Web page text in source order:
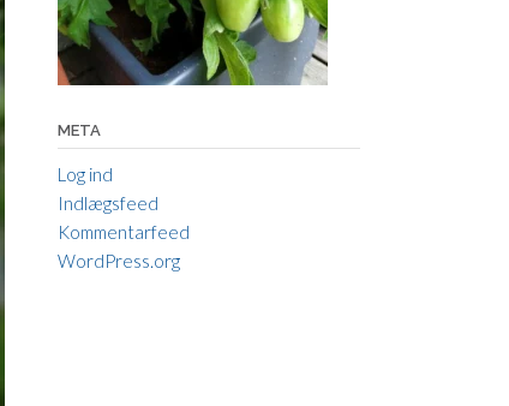
META
Log ind
Indlægsfeed
Kommentarfeed
WordPress.org